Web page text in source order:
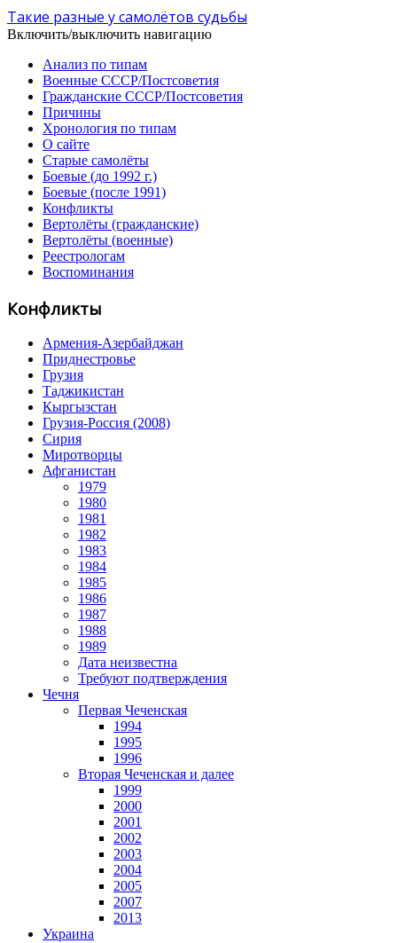
Такие разные у самолётов судьбы
Включить/выключить навигацию
Анализ по типам
Военные СССР/Постсоветия
Гражданские СССР/Постсоветия
Причины
Хронология по типам
О сайте
Старые самолёты
Боевые (до 1992 г.)
Боевые (после 1991)
Конфликты
Вертолёты (гражданские)
Вертолёты (военные)
Реестрологам
Воспоминания
Конфликты
Армения-Азербайджан
Приднестровье
Грузия
Таджикистан
Кыргызстан
Грузия-Россия (2008)
Сирия
Миротворцы
Афганистан
1979
1980
1981
1982
1983
1984
1985
1986
1987
1988
1989
Дата неизвестна
Требуют подтверждения
Чечня
Первая Чеченская
1994
1995
1996
Вторая Чеченская и далее
1999
2000
2001
2002
2003
2004
2005
2007
2013
Украина